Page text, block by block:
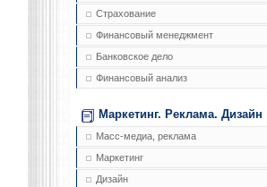
Страхование
Финансовый менеджмент
Банковское дело
Финансовый анализ
Маркетинг. Реклама. Дизайн
Масс-медиа, реклама
Маркетинг
Дизайн